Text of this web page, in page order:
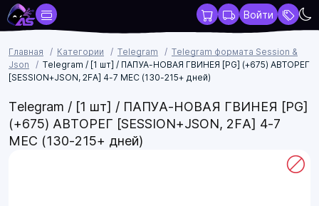
Войти
Главная Категории Telegram
Telegram формата Session &
Json
Telegram / [1 шт] / ПАПУА-НОВАЯ ГВИНЕЯ [PG] (+675) АВТОРЕГ
[SESSION+JSON, 2FA] 4-7 МЕС (130-215+ дней)
Telegram / [1 шт] / ПАПУА-НОВАЯ ГВИНЕЯ [PG]
(+675) АВТОРЕГ [SESSION+JSON, 2FA] 4-7
МЕС (130-215+ дней)